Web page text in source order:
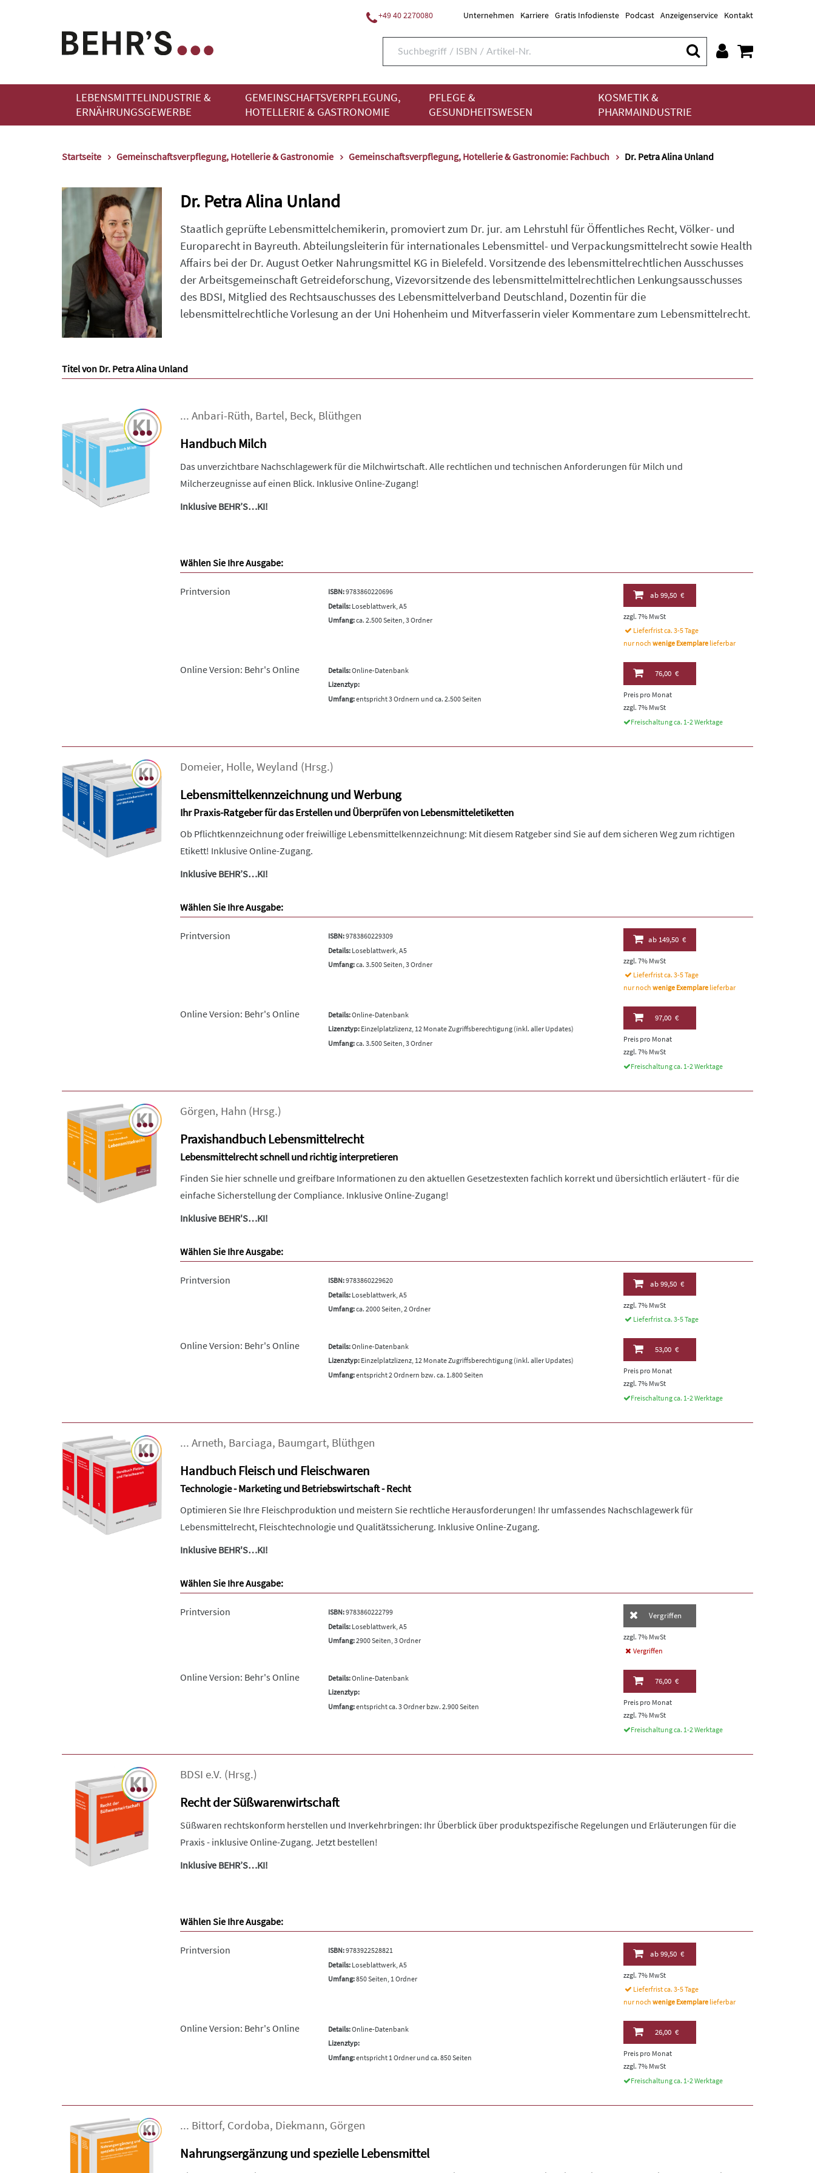
+49 40 2270080 Unternehmen Karriere Gratis Infodienste Podcast Anzeigenservice Kontakt
LEBENSMITTELINDUSTRIE &
ERNÄHRUNGSGEWERBE
GEMEINSCHAFTSVERPFLEGUNG,
HOTELLERIE & GASTRONOMIE
PFLEGE &
GESUNDHEITSWESEN
KOSMETIK &
PHARMAINDUSTRIE
Startseite Gemeinschaftsverpflegung, Hotellerie & Gastronomie Gemeinschaftsverpflegung, Hotellerie & Gastronomie: Fachbuch Dr. Petra Alina Unland
Dr. Petra Alina Unland
Staatlich geprüfte Lebensmittelchemikerin, promoviert zum Dr. jur. am Lehrstuhl für Öffentliches Recht, Völker- und
Europarecht in Bayreuth. Abteilungsleiterin für internationales Lebensmittel- und Verpackungsmittelrecht sowie Health
Affairs bei der Dr. August Oetker Nahrungsmittel KG in Bielefeld. Vorsitzende des lebensmittelrechtlichen Ausschusses
der Arbeitsgemeinschaft Getreideforschung, Vizevorsitzende des lebensmittelmittelrechtlichen Lenkungsausschusses
des BDSI, Mitglied des Rechtsauschusses des Lebensmittelverband Deutschland, Dozentin für die
lebensmittelrechtliche Vorlesung an der Uni Hohenheim und Mitverfasserin vieler Kommentare zum Lebensmittelrecht.
Titel von Dr. Petra Alina Unland
... Anbari-Rüth, Bartel, Beck, Blüthgen
Handbuch Milch
Das unverzichtbare Nachschlagewerk für die Milchwirtschaft. Alle rechtlichen und technischen Anforderungen für Milch und
Milcherzeugnisse auf einen Blick. Inklusive Online-Zugang!
Inklusive BEHR’S…KI!
Wählen Sie Ihre Ausgabe:
Printversion ISBN:9783860220696
Details:Loseblattwerk, A5
Umfang:ca. 2.500 Seiten, 3 Ordner
ab99,50 €
zzgl. 7% MwSt
Lieferfrist ca. 3-5 Tage
nur nochwenige Exemplare lieferbar
Online Version: Behr's Online Details:Online-Datenbank
Lizenztyp:
Umfang:entspricht 3 Ordnern und ca. 2.500 Seiten
76,00 €
Preis pro Monat
zzgl. 7% MwSt
Freischaltung ca. 1-2 Werktage
Domeier, Holle, Weyland (Hrsg.)
Lebensmittelkennzeichnung und Werbung
Ihr Praxis-Ratgeber für das Erstellen und Überprüfen von Lebensmitteletiketten
Ob Pflichtkennzeichnung oder freiwillige Lebensmittelkennzeichnung: Mit diesem Ratgeber sind Sie auf dem sicheren Weg zum richtigen
Etikett! Inklusive Online-Zugang.
Inklusive BEHR’S…KI!
Wählen Sie Ihre Ausgabe:
Printversion ISBN:9783860229309
Details:Loseblattwerk, A5
Umfang:ca. 3.500 Seiten, 3 Ordner
ab149,50 €
zzgl. 7% MwSt
Lieferfrist ca. 3-5 Tage
nur nochwenige Exemplare lieferbar
Online Version: Behr's Online Details:Online-Datenbank
Lizenztyp:Einzelplatzlizenz, 12 Monate Zugriffsberechtigung (inkl. aller Updates)
Umfang:ca. 3.500 Seiten, 3 Ordner
97,00 €
Preis pro Monat
zzgl. 7% MwSt
Freischaltung ca. 1-2 Werktage
Görgen, Hahn (Hrsg.)
Praxishandbuch Lebensmittelrecht
Lebensmittelrecht schnell und richtig interpretieren
Finden Sie hier schnelle und greifbare Informationen zu den aktuellen Gesetzestexten fachlich korrekt und übersichtlich erläutert - für die
einfache Sicherstellung der Compliance. Inklusive Online-Zugang!
Inklusive BEHR'S…KI!
Wählen Sie Ihre Ausgabe:
Printversion ISBN:9783860229620
Details:Loseblattwerk, A5
Umfang:ca. 2000 Seiten, 2 Ordner
ab99,50 €
zzgl. 7% MwSt
Lieferfrist ca. 3-5 Tage
Online Version: Behr's Online Details:Online-Datenbank
Lizenztyp:Einzelplatzlizenz, 12 Monate Zugriffsberechtigung (inkl. aller Updates)
Umfang:entspricht 2 Ordnern bzw. ca. 1.800 Seiten
53,00 €
Preis pro Monat
zzgl. 7% MwSt
Freischaltung ca. 1-2 Werktage
... Arneth, Barciaga, Baumgart, Blüthgen
Handbuch Fleisch und Fleischwaren
Technologie - Marketing und Betriebswirtschaft - Recht
Optimieren Sie Ihre Fleischproduktion und meistern Sie rechtliche Herausforderungen! Ihr umfassendes Nachschlagewerk für
Lebensmittelrecht, Fleischtechnologie und Qualitätssicherung. Inklusive Online-Zugang.
Inklusive BEHR'S…KI!
Wählen Sie Ihre Ausgabe:
Printversion ISBN:9783860222799
Details:Loseblattwerk, A5
Umfang:2900 Seiten, 3 Ordner
Vergriffen
zzgl. 7% MwSt
Vergriffen
Online Version: Behr's Online Details:Online-Datenbank
Lizenztyp:
Umfang:entspricht ca. 3 Ordner bzw. 2.900 Seiten
76,00 €
Preis pro Monat
zzgl. 7% MwSt
Freischaltung ca. 1-2 Werktage
BDSI e.V. (Hrsg.)
Recht der Süßwarenwirtschaft
Süßwaren rechtskonform herstellen und Inverkehrbringen: Ihr Überblick über produktspezifische Regelungen und Erläuterungen für die
Praxis - inklusive Online-Zugang. Jetzt bestellen!
Inklusive BEHR’S…KI!
Wählen Sie Ihre Ausgabe:
Printversion ISBN:9783922528821
Details:Loseblattwerk, A5
Umfang:850 Seiten, 1 Ordner
ab99,50 €
zzgl. 7% MwSt
Lieferfrist ca. 3-5 Tage
nur nochwenige Exemplare lieferbar
Online Version: Behr's Online Details:Online-Datenbank
Lizenztyp:
Umfang:entspricht 1 Ordner und ca. 850 Seiten
26,00 €
Preis pro Monat
zzgl. 7% MwSt
Freischaltung ca. 1-2 Werktage
... Bittorf, Cordoba, Diekmann, Görgen
Nahrungsergänzung und spezielle Lebensmittel